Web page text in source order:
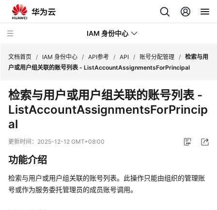
IAM 身份中心
新
动
产
介
绍
快
文档首页 / IAM 身份中心 / API参考 / API / 账号分配管理 / 检索与用
户或用户组关联的账号列表 - ListAccountAssignmentsForPrincipal
检索与用户或用户组关联的账号列表 -
ListAccountAssignmentsForPrincip
al
更新时间： 2025-12-12 GMT+08:00
功能介绍
检索与用户或用户组关联的账号列表。此操作只能由组织的管理账
号或作为服务委托管理员的成员账号调用。